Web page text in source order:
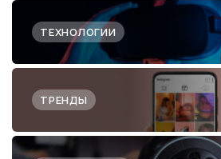
ТЕХНОЛОГИИ
ТРЕНДЫ